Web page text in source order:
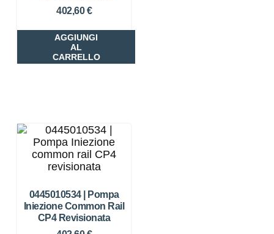
402,60€
AGGIUNGI
AL
CARRELLO
0445010534 | Pompa
Iniezione Common Rail
CP4 Revisionata